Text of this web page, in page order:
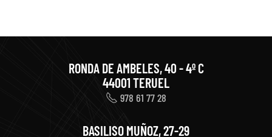
RONDA DE AMBELES, 40 - 4º C
44001 TERUEL
978 61 77 28
BASILISO MUÑOZ, 27-29